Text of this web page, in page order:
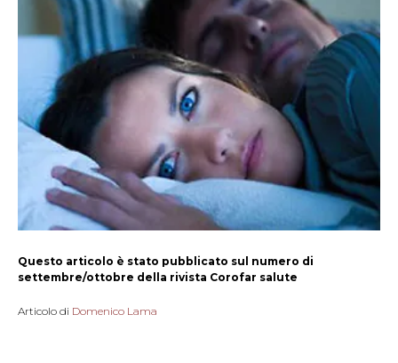
Questo articolo è stato pubblicato sul numero di
settembre/ottobre della rivista Corofar salute
Articolo di Domenico Lama